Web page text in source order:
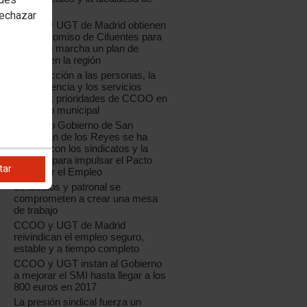
CCOO y UGT de Madrid obtienen
el compromiso de Cifuentes para
poner en marcha un plan de
empleo en la región
La protección a las personas, la
transparencia y los servicios
públicos, prioridades de CCOO en
el ámbito municipal
El equipo Gobierno de San
Sebastián de los Reyes se ha
reunido con los sindicatos y la
patronal para impulsar el Pacto
Local por el Empleo
Sindicatos y patronal se
comprometen a crear una mesa
de trabajo
CCOO y UGT de Madrid
reivindican el empleo seguro,
estable y a tiempo completo
CCOO y UGT instan al Gobierno
a mejorar el SMI hasta llegar a los
800 euros en 2017
La presión sindical fuerza un